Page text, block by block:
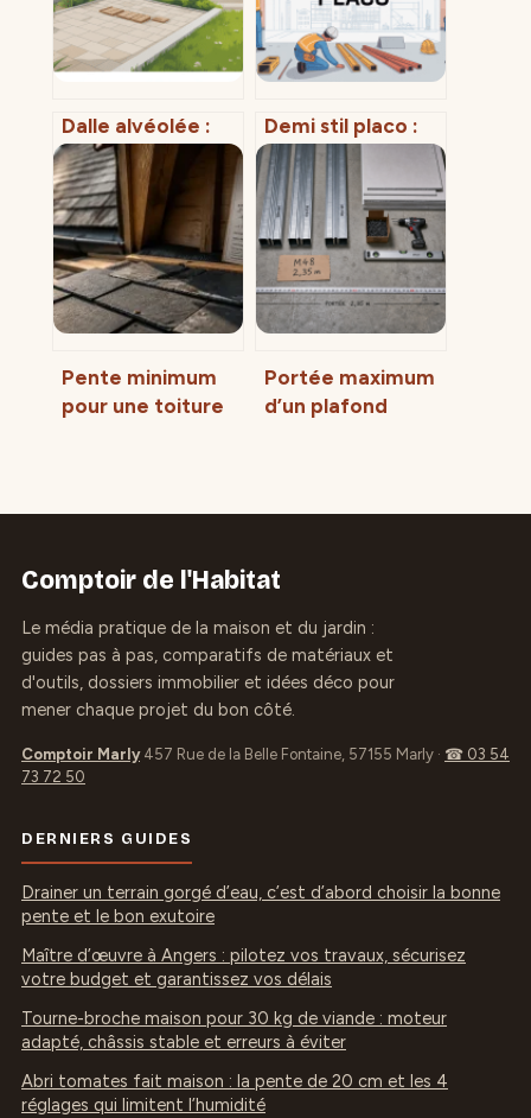
Dalle alvéolée :
usages, pose et
erreurs à éviter
pour un sol
durable
Demi stil placo :
usages,
dimensions et
règles de pose
essentielles
Pente minimum
pour une toiture
d’infiltration
Portée maximum
d’un plafond
fléchir
Comptoir de l'Habitat
Le média pratique de la maison et du jardin :
guides pas à pas, comparatifs de matériaux et
d'outils, dossiers immobilier et idées déco pour
mener chaque projet du bon côté.
Comptoir Marly 457 Rue de la Belle Fontaine, 57155 Marly · ☎ 03 54
73 72 50
DERNIERS GUIDES
Drainer un terrain gorgé d’eau, c’est d’abord choisir la bonne
pente et le bon exutoire
Maître d’œuvre à Angers : pilotez vos travaux, sécurisez
votre budget et garantissez vos délais
Tourne-broche maison pour 30 kg de viande : moteur
adapté, châssis stable et erreurs à éviter
Abri tomates fait maison : la pente de 20 cm et les 4
réglages qui limitent l’humidité